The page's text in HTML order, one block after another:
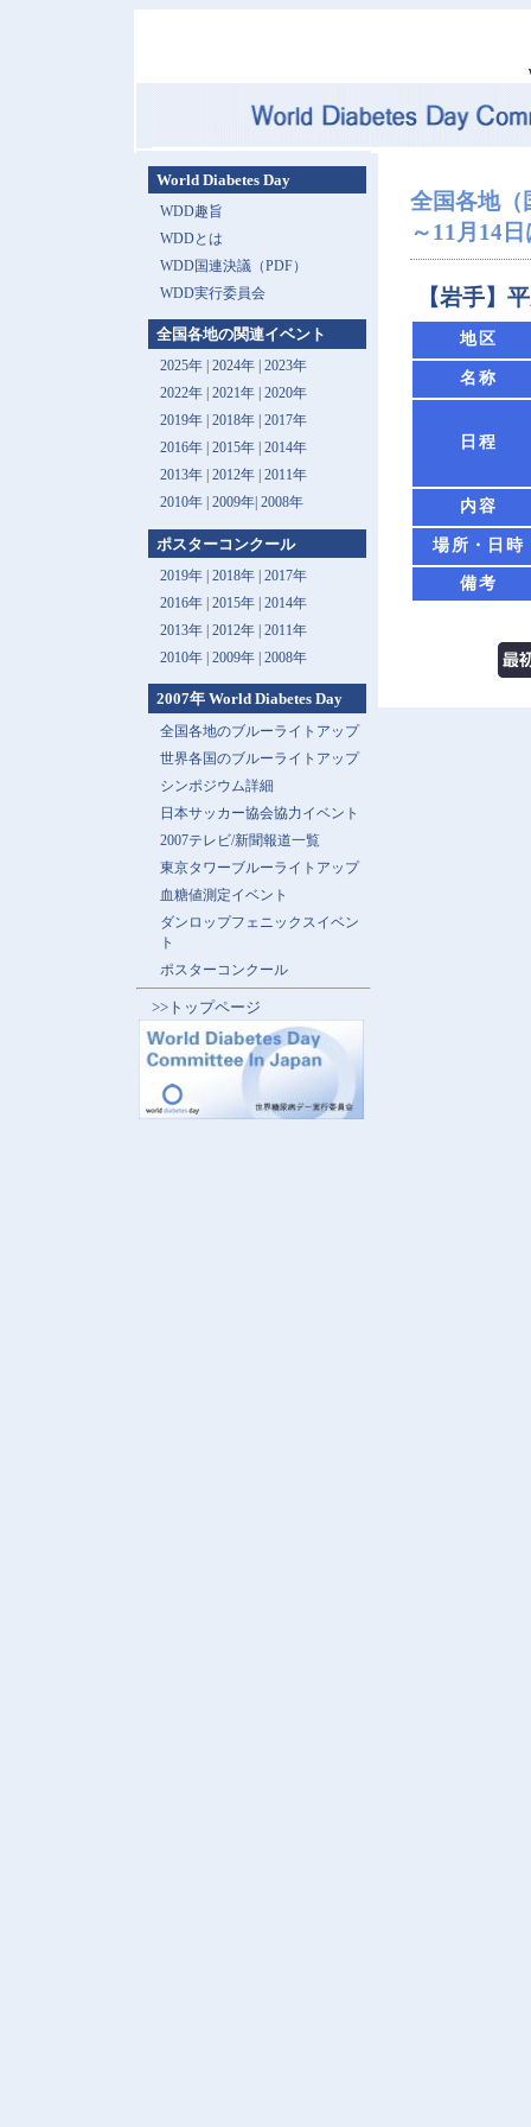
全国各地（
～11月14
【岩手】
地区
名称
日程
内容
場所・日時
備考
World Diabetes Day
WDD趣旨
WDDとは
WDD国連決議（PDF）
WDD実行委員会
全国各地の関連イベント
2025年| 2024年| 2023年
2022年| 2021年| 2020年
2019年| 2018年| 2017年
2016年| 2015年| 2014年
2013年 | 2012年| 2011年
2010年| 2009年| 2008年
ポスターコンクール
2019年 | 2018年 | 2017年
2016年 | 2015年 | 2014年
2013年 | 2012年 | 2011年
2010年 | 2009年 | 2008年
2007年 World Diabetes Day
全国各地のブルーライトアップ
世界各国のブルーライトアップ
シンポジウム詳細
日本サッカー協会協力イベント
2007テレビ/新聞報道一覧
東京タワーブルーライトアップ
血糖値測定イベント
ダンロップフェニックスイベン
ト
ポスターコンクール
>>トップページ